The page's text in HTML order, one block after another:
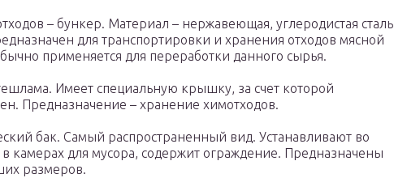
– бункер. Материал – нержавеющая, углеродистая сталь
для транспортировки и хранения отходов мясной
применяется для переработки данного сырья.
Имеет специальную крышку, за счет которой
Предназначение – хранение химотходов.
бак. Самый распространенный вид. Устанавливают во
в камерах для мусора, содержит ограждение. Предназначены
размеров.